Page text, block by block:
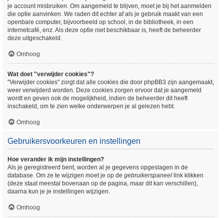
je account misbruiken. Om aangemeld te blijven, moet je bij het aanmelden
die optie aanvinken. We raden dit echter af als je gebruik maakt van een
openbare computer, bijvoorbeeld op school, in de bibliotheek, in een
internetcafé, enz. Als deze optie niet beschikbaar is, heeft de beheerder
deze uitgeschakeld.
Omhoog
Wat doet "verwijder cookies"?
"Verwijder cookies" zorgt dat alle cookies die door phpBB3 zijn aangemaakt,
weer verwijderd worden. Deze cookies zorgen ervoor dat je aangemeld
wordt en geven ook de mogelijkheid, indien de beheerder dit heeft
inschakeld, om te zien welke onderwerpen je al gelezen hebt.
Omhoog
Gebruikersvoorkeuren en instellingen
Hoe verander ik mijn instellingen?
Als je geregistreerd bent, worden al je gegevens opgeslagen in de
database. Om ze te wijzigen moet je op de gebruikerspaneel link klikken
(deze staat meestal bovenaan op de pagina, maar dit kan verschillen),
daarna kun je je instellingen wijzigen.
Omhoog